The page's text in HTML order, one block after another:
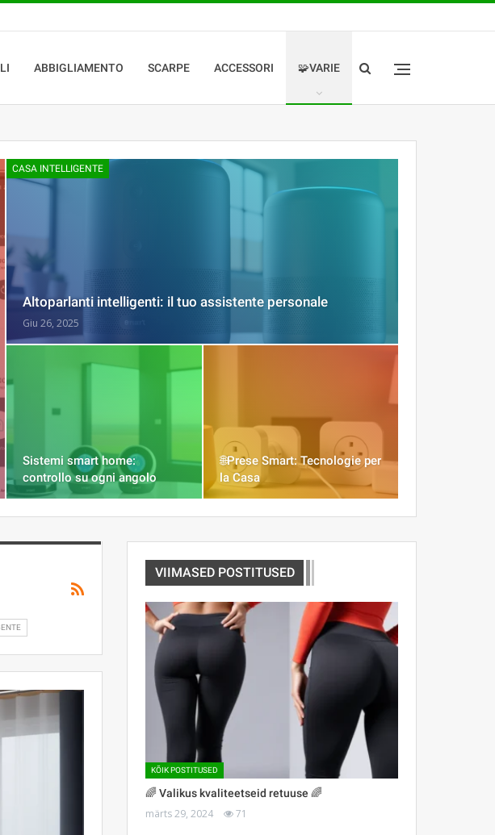
ABBIGLIAMENTO SCARPE ACCESSORI 🧩VARIE
CASA INTELLIGENTE
Altoparlanti intelligenti: il tuo assistente personale
Giu 26, 2025
Sistemi smart home:
controllo su ogni angolo
🌐Prese Smart: Tecnologie per
la Casa
VIIMASED POSTITUSED
KÕIK POSTITUSED
🌈 Valikus kvaliteetseid retuuse 🌈
märts 29, 2024 71